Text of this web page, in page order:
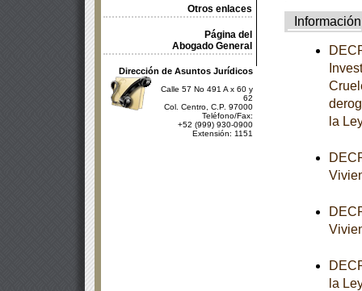
Otros enlaces
Página del
Abogado General
Dirección de Asuntos Jurídicos
Calle 57 No 491 A x 60 y
62
Col. Centro, C.P. 97000
Teléfono/Fax:
+52 (999) 930-0900
Extensión: 1151
Información
la
la